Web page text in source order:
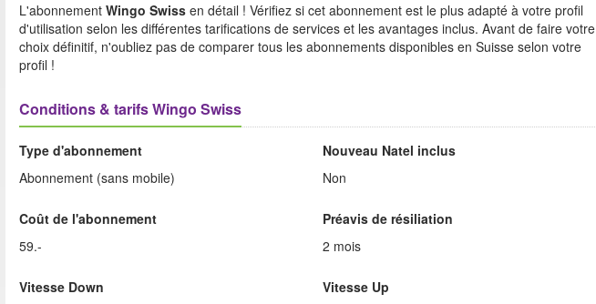
L'abonnement Wingo Swiss en détail ! Vérifiez si cet abonnement est le plus adapté à votre profil
d'utilisation selon les différentes tarifications de services et les avantages inclus. Avant de faire votre
choix définitif, n'oubliez pas de comparer tous les abonnements disponibles en Suisse selon votre
profil !
Conditions & tarifs Wingo Swiss
Type d'abonnement
Abonnement (sans mobile)
Nouveau Natel inclus
Non
Coût de l'abonnement
59.-
Préavis de résiliation
2 mois
Vitesse Down
Vitesse Up